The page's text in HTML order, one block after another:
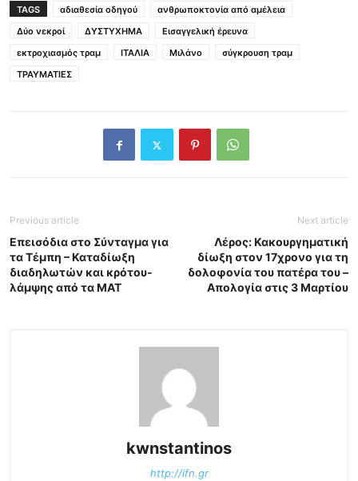
TAGS αδιαθεσία οδηγού
ανθρωποκτονία από αμέλεια
Δύο νεκροί
ΔΥΣΤΥΧΗΜΑ
Εισαγγελική έρευνα
εκτροχιασμός τραμ
ΙΤΑΛΙΑ Μιλάνο
σύγκρουση τραμ
ΤΡΑΥΜΑΤΙΕΣ
Previous article
Επεισόδια στο Σύνταγμα για
τα Τέμπη – Καταδίωξη
διαδηλωτών και κρότου-
λάμψης από τα ΜΑΤ
Next article
Λέρος: Κακουργηματική
δίωξη στον 17χρονο για τη
δολοφονία του πατέρα του –
Απολογία στις 3 Μαρτίου
kwnstantinos
http://ifn.gr